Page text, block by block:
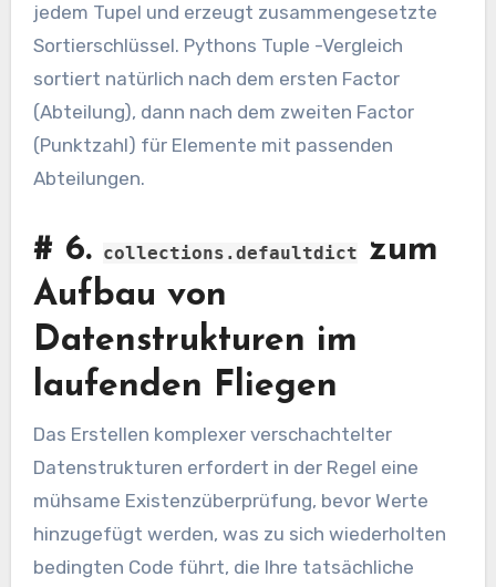
jedem Tupel und erzeugt zusammengesetzte
Sortierschlüssel. Pythons Tuple -Vergleich
sortiert natürlich nach dem ersten Factor
(Abteilung), dann nach dem zweiten Factor
(Punktzahl) für Elemente mit passenden
Abteilungen.
# 6. collections.defaultdict
zum
Aufbau von
Datenstrukturen im
laufenden Fliegen
Das Erstellen komplexer verschachtelter
Datenstrukturen erfordert in der Regel eine
mühsame Existenzüberprüfung, bevor Werte
hinzugefügt werden, was zu sich wiederholten
bedingten Code führt, die Ihre tatsächliche